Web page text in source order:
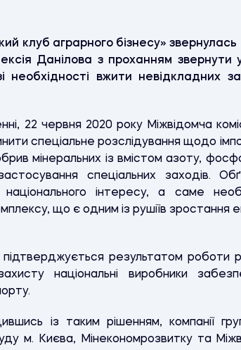
клуб аграрного бізнесу»
Данілова з проханням
необхідності вжити невідкладних
22 червня 2020 року Міжвідомча
спеціальне розслідування щодо
мінеральних із вмістом азоту,
спеціальних заходів.
національного інтересу, а саме
що є одним із рушіїв
підтверджується результатом роботи
національні виробники
із таким рішенням, компанії
м. Києва, Мінекономрозвитку та